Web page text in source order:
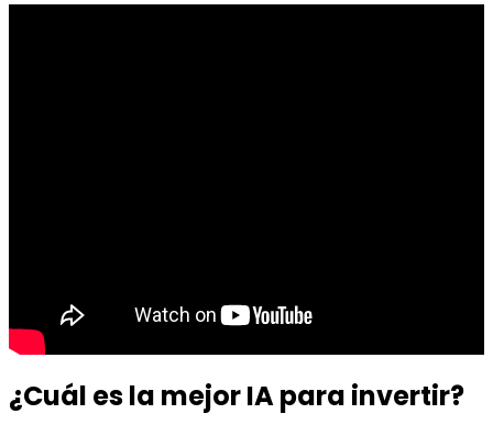
¿Cuál es la mejor IA para invertir?